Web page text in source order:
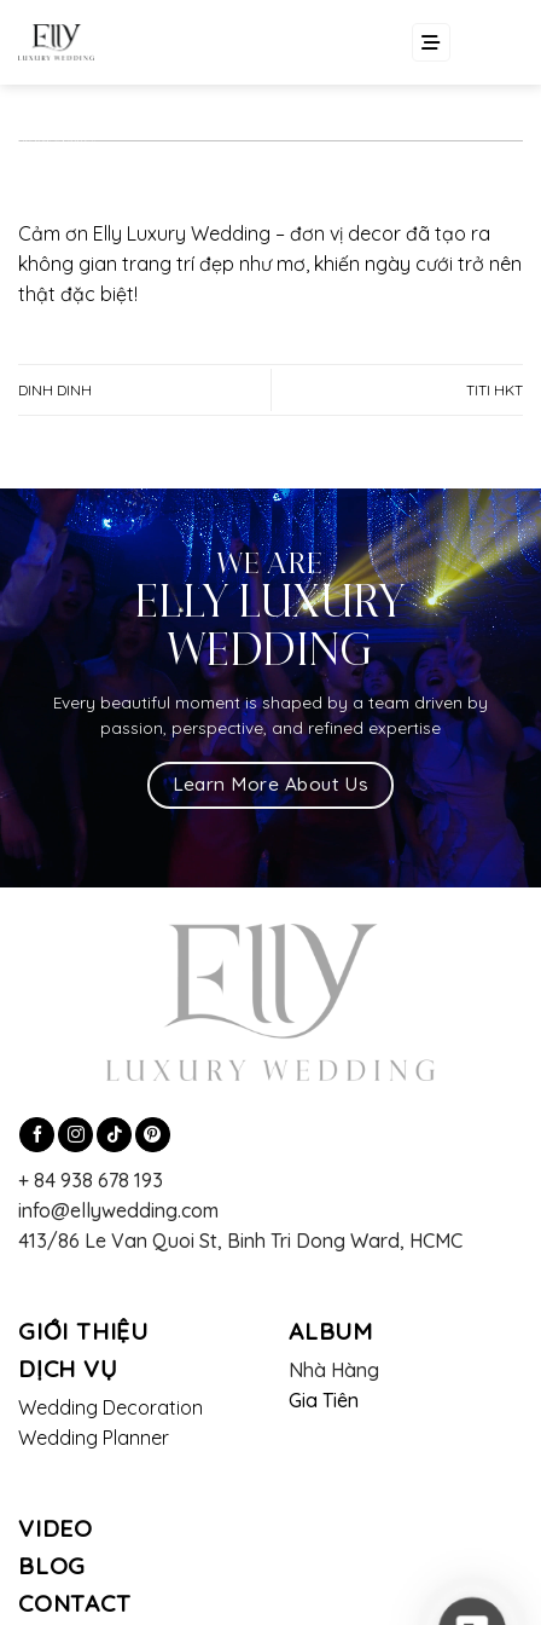
Cảm ơn Elly Luxury Wedding – đơn vị decor đã tạo ra
không gian trang trí đẹp như mơ, khiến ngày cưới trở nên
thật đặc biệt!
DINH DINH TITI HKT
WE ARE
ELLY LUXURY
WEDDING
Every beautiful moment is shaped by a team driven by
passion, perspective, and refined expertise
Learn More About Us
+ 84 938 678 193
info@ellywedding.com
413/86 Le Van Quoi St, Binh Tri Dong Ward, HCMC
GIỚI THIỆU
DỊCH VỤ
Wedding Decoration
Wedding Planner
ALBUM
Nhà Hàng
Gia Tiên
VIDEO
BLOG
CONTACT